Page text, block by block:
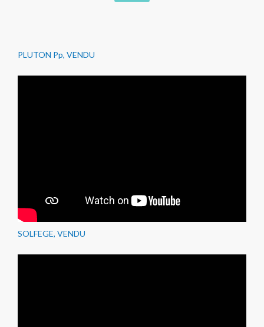
PLUTON Pp, VENDU
SOLFEGE, VENDU